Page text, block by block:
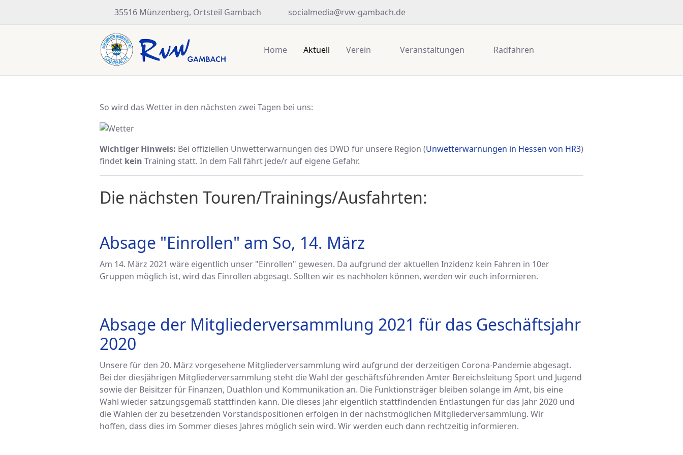
35516 Münzenberg, Ortsteil Gambach socialmedia@rvw-gambach.de
Home Aktuell Verein Veranstaltungen Radfahren
So wird das Wetter in den nächsten zwei Tagen bei uns:
Wichtiger Hinweis: Bei offiziellen Unwetterwarnungen des DWD für unsere Region (Unwetterwarnungen in Hessen von HR3)
findet kein Training statt. In dem Fall fährt jede/r auf eigene Gefahr.
Die nächsten Touren/Trainings/Ausfahrten:
Absage "Einrollen" am So, 14. März
Am 14. März 2021 wäre eigentlich unser "Einrollen" gewesen. Da aufgrund der aktuellen Inzidenz kein Fahren in 10er
Gruppen möglich ist, wird das Einrollen abgesagt. Sollten wir es nachholen können, werden wir euch informieren.
Absage der Mitgliederversammlung 2021 für das Geschäftsjahr
2020
Unsere für den 20. März vorgesehene Mitgliederversammlung wird aufgrund der derzeitigen Corona-Pandemie abgesagt.
Bei der diesjährigen Mitgliederversammlung steht die Wahl der geschäftsführenden Ämter Bereichsleitung Sport und Jugend
sowie der Beisitzer für Finanzen, Duathlon und Kommunikation an. Die Funktionsträger bleiben solange im Amt, bis eine
Wahl wieder satzungsgemäß stattfinden kann. Die dieses Jahr eigentlich stattfindenden Entlastungen für das Jahr 2020 und
die Wahlen der zu besetzenden Vorstandspositionen erfolgen in der nächstmöglichen Mitgliederversammlung. Wir
hoffen, dass dies im Sommer dieses Jahres möglich sein wird. Wir werden euch dann rechtzeitig informieren.